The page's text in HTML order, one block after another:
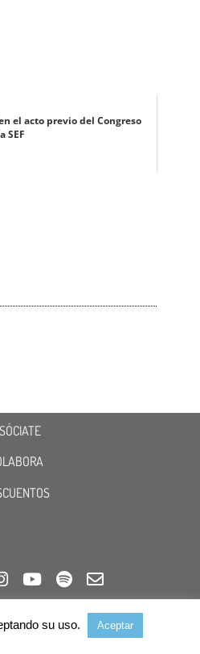
el acto previo del Congreso
SEF
su uso. Aceptar